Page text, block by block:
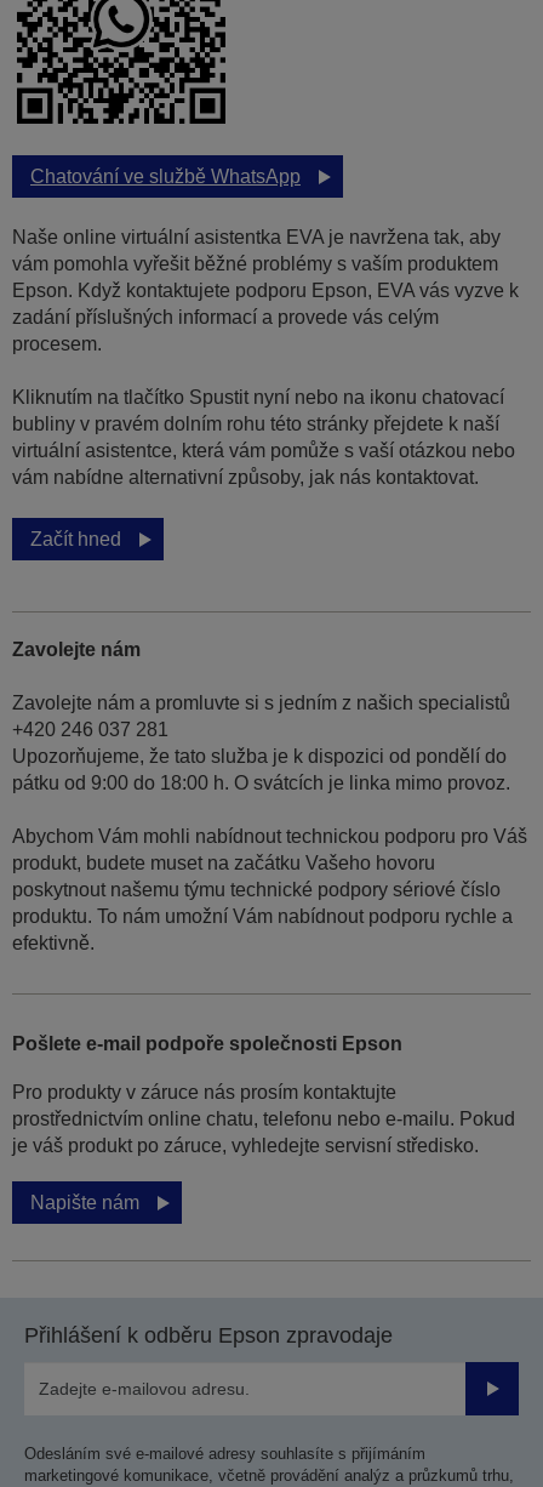
Chatování ve službě WhatsApp
Naše online virtuální asistentka EVA je navržena tak, aby
vám pomohla vyřešit běžné problémy s vaším produktem
Epson. Když kontaktujete podporu Epson, EVA vás vyzve k
zadání příslušných informací a provede vás celým
procesem.
Kliknutím na tlačítko Spustit nyní nebo na ikonu chatovací
bubliny v pravém dolním rohu této stránky přejdete k naší
virtuální asistentce, která vám pomůže s vaší otázkou nebo
vám nabídne alternativní způsoby, jak nás kontaktovat.
Začít hned
Zavolejte nám
Zavolejte nám a promluvte si s jedním z našich specialistů
+420 246 037 281
Upozorňujeme, že tato služba je k dispozici od pondělí do
pátku od 9:00 do 18:00 h. O svátcích je linka mimo provoz.
Abychom Vám mohli nabídnout technickou podporu pro Váš
produkt, budete muset na začátku Vašeho hovoru
poskytnout našemu týmu technické podpory sériové číslo
produktu. To nám umožní Vám nabídnout podporu rychle a
efektivně.
Pošlete e-mail podpoře společnosti Epson
Pro produkty v záruce nás prosím kontaktujte
prostřednictvím online chatu, telefonu nebo e-mailu. Pokud
je váš produkt po záruce, vyhledejte servisní středisko.
Napište nám
Přihlášení k odběru Epson zpravodaje
Odesláním své e-mailové adresy souhlasíte s přijímáním
marketingové komunikace, včetně provádění analýz a průzkumů trhu,